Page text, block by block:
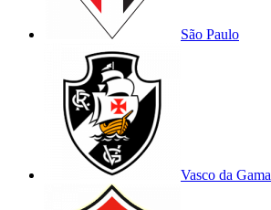
São Paulo
Vasco da Gama